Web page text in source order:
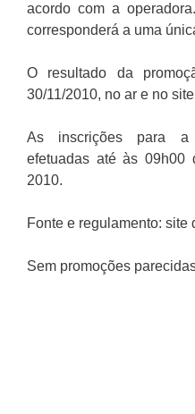
acordo com a
corresponderá a uma
O resultado da
30/11/2010, no ar e no site
As inscrições para a
efetuadas até às
2010.
Fonte e regulamento: site
Sem promoções